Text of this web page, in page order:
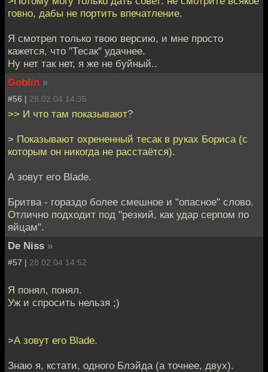
говно, дабы не портить впечатление.
Я смотрел только твою версию, и мне просто
кажется, что "Тесак" удачнее.
Ну нет так нет, я же не буйный..
Goblin »
#56 | 28.02.04 14:35
>> И что там показывают?
> Показывают охрененный тесак в руках Бориса (с
которым он никогда не расстаётся).
А зовут его Blade.
Бритва - гораздо более смешное и "опасное" слово.
Отлично подходит под "резкий, как удар серпом по
яйцам".
De Niss »
#57 | 28.02.04 14:52
Я понял, понял.
Уж и спросить нельзя ;)
>А зовут его Blade.
Знаю я, кстати, одного Блэйда (а точнее, двух).